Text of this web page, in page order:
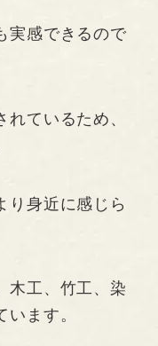
実感できるので
ているため、
り身近に感じら
木工、竹工、染
ます。